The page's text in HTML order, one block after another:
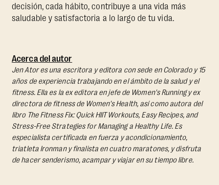
decisión, cada hábito, contribuye a una vida más
saludable y satisfactoria a lo largo de tu vida.
Acerca del autor
Jen Ator es una escritora y editora con sede en Colorado y 15
años de experiencia trabajando en el ámbito de la salud y el
fitness. Ella es la ex editora en jefe de Women's Running y ex
directora de fitness de Women's Health, así como autora del
libro The Fitness Fix: Quick HIIT Workouts, Easy Recipes, and
Stress-Free Strategies for Managing a Healthy Life. Es
especialista certificada en fuerza y acondicionamiento,
triatleta Ironman y finalista en cuatro maratones, y disfruta
de hacer senderismo, acampar y viajar en su tiempo libre.